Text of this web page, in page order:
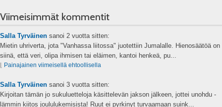
Viimeisimmät kommentit
Salla Tyrväinen sanoi 2 vuotta sitten:
Mietin uhriverta, jota "Vanhassa liitossa" juotettiin Jumalalle. Hienosäätöä on
siinä, että veri, olipa ihmisen tai eläimen, kantoi henkeä, pu...
⌊ Painajainen viimeisellä ehtoollisella
Salla Tyrväinen sanoi 3 vuotta sitten:
Kirjoitan tämän jo sukuluetteloja käsittelevän jakson jälkeen, jottei unohdu -
lämmin kiitos joululukemisista! Ruut ei pyrkinyt turvaamaan suink...